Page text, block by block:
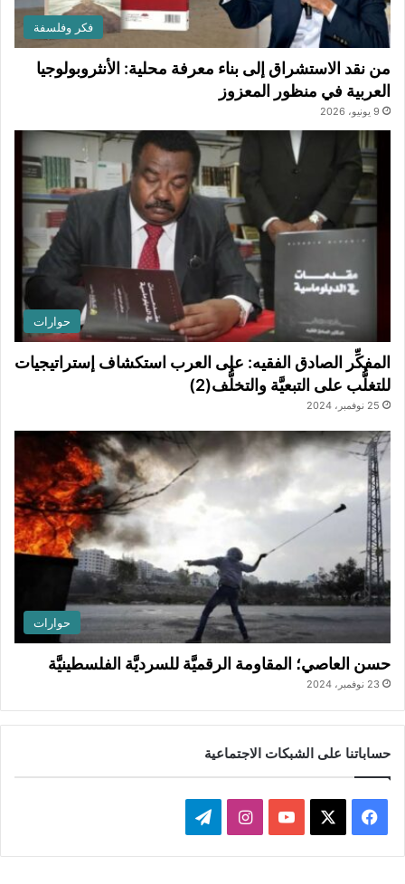
فكر وفلسفة
من نقد الاستشراق إلى بناء معرفة محلية: الأنثروبولوجيا
العربية في منظور المعزوز
9 يونيو، 2026
حوارات
المفكِّر الصادق الفقيه: على العرب استكشاف إستراتيجيات
للتغلُّب على التبعيَّة والتخلُّف(2)
25 نوفمبر، 2024
حوارات
حسن العاصي؛ المقاومة الرقميَّة للسرديَّة الفلسطينيَّة
23 نوفمبر، 2024
حساباتنا على الشبكات الاجتماعية
ي
X
Y
ن
ي